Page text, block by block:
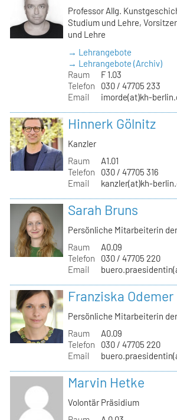
Professor Allg.
Studium und Lehre,
und Lehre
→ Lehrangebote
→ Lehrangebote (Archiv)
Raum
F 1.03
Telefon
030 / 47705 233
Email
imorde(at)kh-
Hinnerk Gölnitz
Kanzler
Raum
A1.01
Telefon
030 / 47705 316
Email
kanzler(at)kh-
Sarah Bruns
Persönliche Mitarbeiterin
Raum
A0.09
Telefon
030 / 47705 220
Email
Franziska Odemer
Persönliche Mitarbeiterin
Raum
A0.09
Telefon
030 / 47705 220
Email
Marvin Hetke
Volontär Präsidium